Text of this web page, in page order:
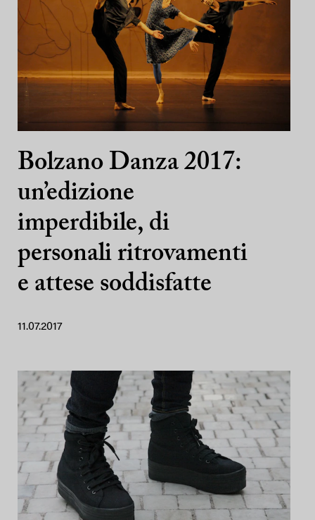
Bolzano Danza 2017:
un’edizione
imperdibile, di
personali ritrovamenti
e attese soddisfatte
11.07.2017